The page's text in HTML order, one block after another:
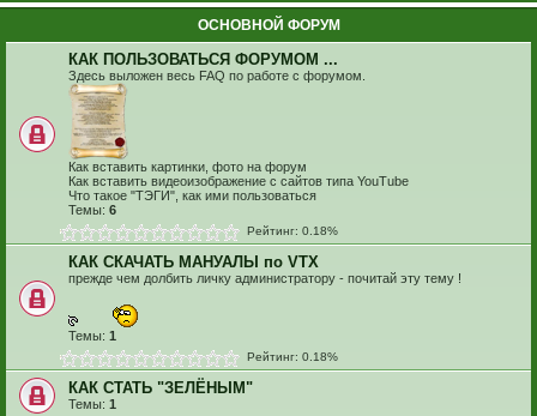
ОСНОВНОЙ ФОРУМ
КАК ПОЛЬЗОВАТЬСЯ ФОРУМОМ ...
Здесь выложен весь FAQ по работе с форумом.
Как вставить картинки, фото на форум
Как вставить видеоизображение с сайтов типа YouTube
Что такое "ТЭГИ", как ими пользоваться
Темы: 6
Рейтинг: 0.18%
КАК СКАЧАТЬ МАНУАЛЫ по VTX
прежде чем долбить личку администратору - почитай эту тему !
Темы: 1
Рейтинг: 0.18%
КАК СТАТЬ "ЗЕЛЁНЫМ"
Темы: 1